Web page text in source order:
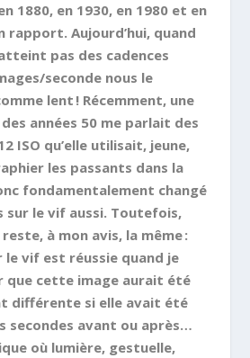
1880, en 1930, en 1980 et en
rapport. Aujourd’hui, quand
pas des cadences
seconde nous le
lent ! Récemment, une
années 50 me parlait des
ISO qu’elle utilisait, jeune,
les passants dans la
fondamentalement changé
sur le vif aussi. Toutefois,
reste, à mon avis, la même :
le vif est réussie quand je
que cette image aurait été
différente si elle avait été
secondes avant ou après…
où lumière, gestuelle,